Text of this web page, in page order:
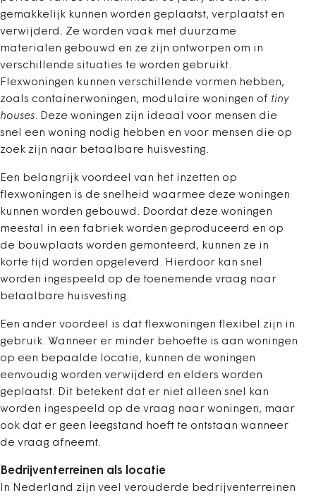
gemakkelijk kunnen worden geplaatst, verplaatst en
verwijderd. Ze worden vaak met duurzame
materialen gebouwd en ze zijn ontworpen om in
verschillende situaties te worden gebruikt.
Flexwoningen kunnen verschillende vormen hebben,
zoals containerwoningen, modulaire woningen of tiny
houses. Deze woningen zijn ideaal voor mensen die
snel een woning nodig hebben en voor mensen die op
zoek zijn naar betaalbare huisvesting.
Een belangrijk voordeel van het inzetten op
flexwoningen is de snelheid waarmee deze woningen
kunnen worden gebouwd. Doordat deze woningen
meestal in een fabriek worden geproduceerd en op
de bouwplaats worden gemonteerd, kunnen ze in
korte tijd worden opgeleverd. Hierdoor kan snel
worden ingespeeld op de toenemende vraag naar
betaalbare huisvesting.
Een ander voordeel is dat flexwoningen flexibel zijn in
gebruik. Wanneer er minder behoefte is aan woningen
op een bepaalde locatie, kunnen de woningen
eenvoudig worden verwijderd en elders worden
geplaatst. Dit betekent dat er niet alleen snel kan
worden ingespeeld op de vraag naar woningen, maar
ook dat er geen leegstand hoeft te ontstaan wanneer
de vraag afneemt.
Bedrijventerreinen als locatie
In Nederland zijn veel verouderde bedrijventerreinen